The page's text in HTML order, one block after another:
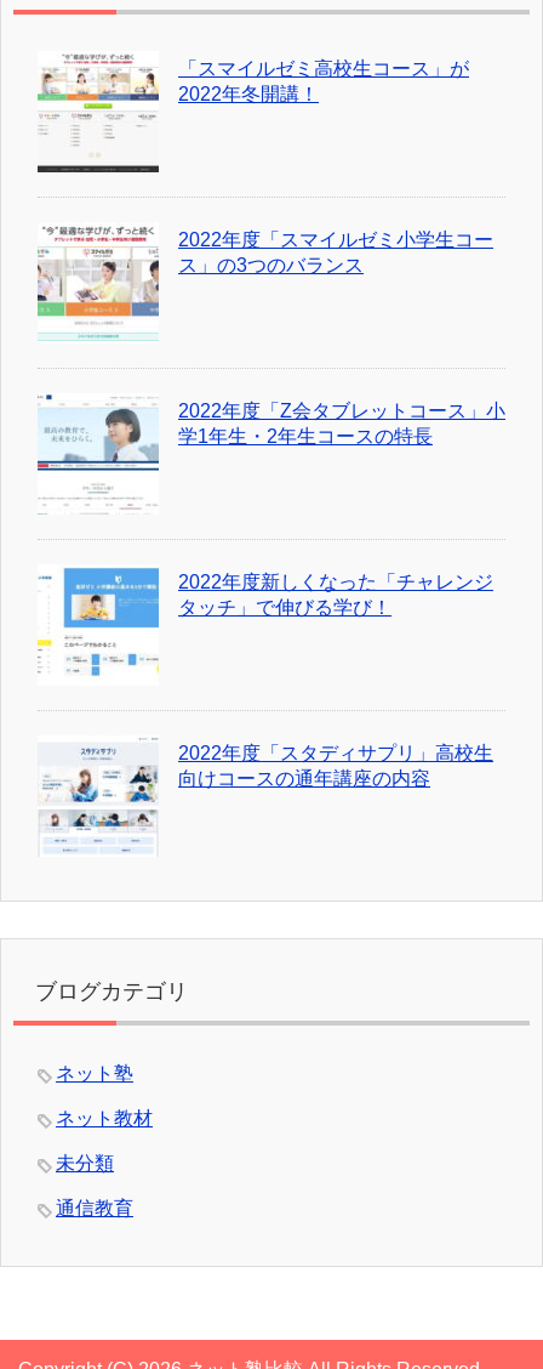
「スマイルゼミ高校生コース」が
2022年冬開講！
2022年度「スマイルゼミ小学生コー
ス」の3つのバランス
2022年度「Z会タブレットコース」小
学1年生・2年生コースの特長
2022年度新しくなった「チャレンジ
タッチ」で伸びる学び！
2022年度「スタディサプリ」高校生
向けコースの通年講座の内容
ブログカテゴリ
ネット塾
ネット教材
未分類
通信教育